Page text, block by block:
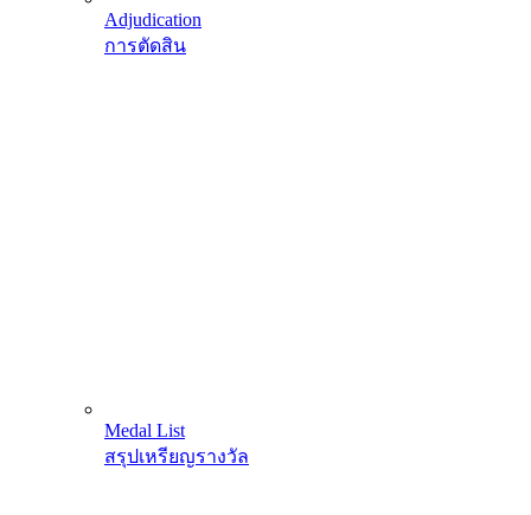
Adjudication
การตัดสิน
Medal List
สรุปเหรียญรางวัล